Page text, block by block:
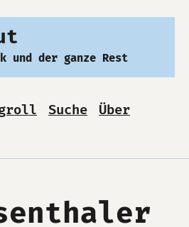
und der ganze Rest
Suche
Über